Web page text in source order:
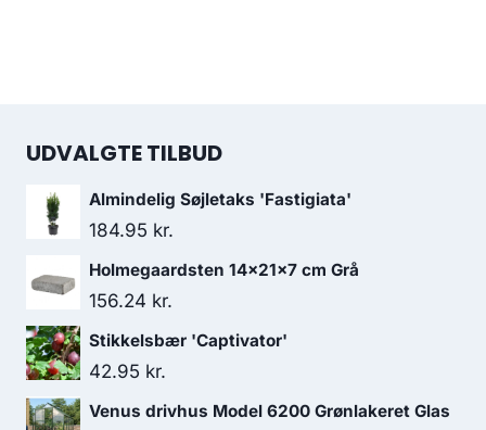
UDVALGTE TILBUD
Almindelig Søjletaks 'Fastigiata'
184.95 kr.
Holmegaardsten 14x21x7 cm Grå
156.24 kr.
Stikkelsbær 'Captivator'
42.95 kr.
Venus drivhus Model 6200 Grønlakeret Glas